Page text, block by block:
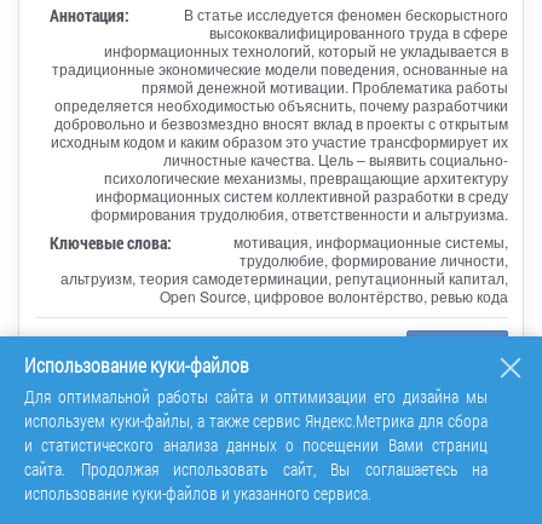
Аннотация:
В статье исследуется феномен бескорыстного
высококвалифицированного труда в сфере
информационных технологий, который не укладывается в
традиционные экономические модели поведения, основанные на
прямой денежной мотивации. Проблематика работы
определяется необходимостью объяснить, почему разработчики
добровольно и безвозмездно вносят вклад в проекты с открытым
исходным кодом и каким образом это участие трансформирует их
личностные качества. Цель – выявить социально-
психологические механизмы, превращающие архитектуру
информационных систем коллективной разработки в среду
формирования трудолюбия, ответственности и альтруизма.
Ключевые слова:
мотивация, информационные системы,
трудолюбие, формирование личности,
альтруизм, теория самодетерминации, репутационный капитал,
Open Source, цифровое волонтёрство, ревью кода
« 1 2 3 4 5 6 7 8
Использование куки-файлов
Для оптимальной работы сайта и оптимизации его дизайна мы
используем куки-файлы, а также сервис Яндекс.Метрика для сбора
и статистического анализа данных о посещении Вами страниц
сайта. Продолжая использовать сайт, Вы соглашаетесь на
использование куки-файлов и указанного сервиса.